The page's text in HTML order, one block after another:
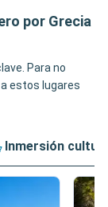
por Grecia
Para no
estos lugares
Inmersión